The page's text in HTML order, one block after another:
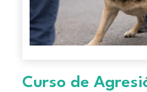
Curso de